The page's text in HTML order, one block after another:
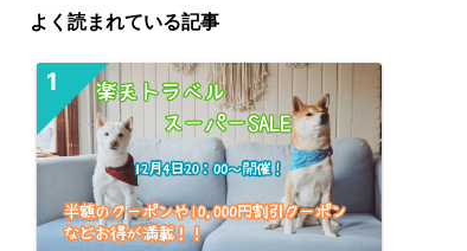
よく読まれている記事